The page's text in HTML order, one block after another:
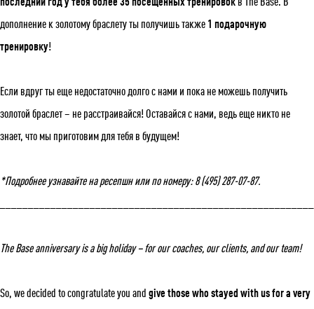
Укажите ваш возраст
дополнение к золотому браслету ты получишь также 1 подарочную
тренировку!
Если вдруг ты еще недостаточно долго с нами и пока не можешь получить
золотой браслет – не расстраивайся! Оставайся с нами, ведь еще никто не
знает, что мы приготовим для тебя в будущем!
*Подробнее узнавайте на ресепшн или по номеру: 8 (495) 287-07-87.
The Base anniversary is a big holiday – for our coaches, our clients, and our team!
So, we decided to congratulate you and give those who stayed with us for a very